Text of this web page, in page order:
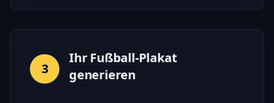
3
Ihr Fußball-Plakat
generieren